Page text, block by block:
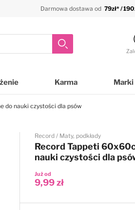
Darmowa dostawa od 79zł* /
Szukaj
Karma Marki
do nauki czystości dla psów
Record Maty, podkłady
Record Tappeti
nauki czystości dla
Już od
9,99 zł